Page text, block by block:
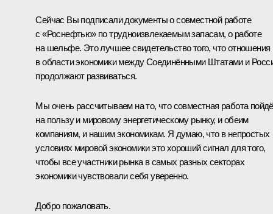
Сейчас Вы подписали документы о совместной работе
с «Роснефтью» по трудноизвлекаемым запасам, о работе
на шельфе. Это лучшее свидетельство того, что отношения
в области экономики между Соединёнными Штатами и
продолжают развиваться.
Мы очень рассчитываем на то, что совместная работа
на пользу и мировому энергетическому рынку, и обеим
компаниям, и нашим экономикам. Я думаю, что в непростых
условиях мировой экономики это хороший сигнал для того,
чтобы все участники рынка в самых разных секторах
экономики чувствовали себя уверенно.
Добро пожаловать.